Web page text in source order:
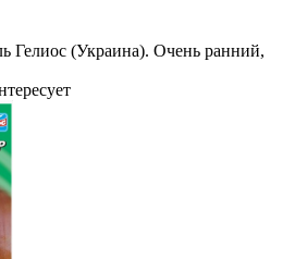
Гелиос (Украина). Очень ранний,